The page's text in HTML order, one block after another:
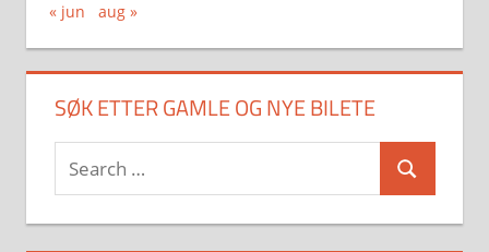
« jun
aug »
SØK ETTER GAMLE OG NYE BILETE
Search
for:
Search